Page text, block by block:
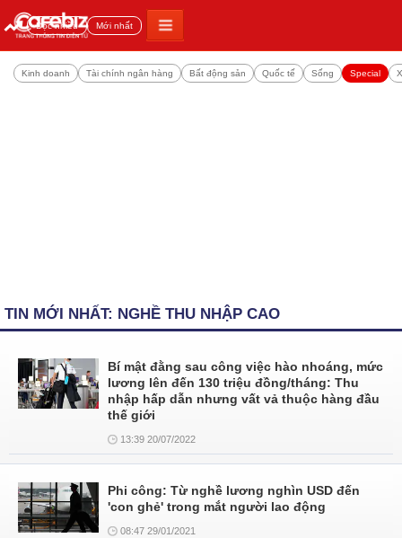
Đọc nhiều Mới nhất
Kinh doanh Tài chính ngân hàng Bất động sản Quốc tế Sống Special
TIN MỚI NHẤT: NGHỀ THU NHẬP CAO
Bí mật đằng sau công việc hào nhoáng, mức
lương lên đến 130 triệu đồng/tháng: Thu
nhập hấp dẫn nhưng vất vả thuộc hàng đầu
thế giới
13:39 20/07/2022
Phi công: Từ nghề lương nghìn USD đến
'con ghẻ' trong mắt người lao động
08:47 29/01/2021